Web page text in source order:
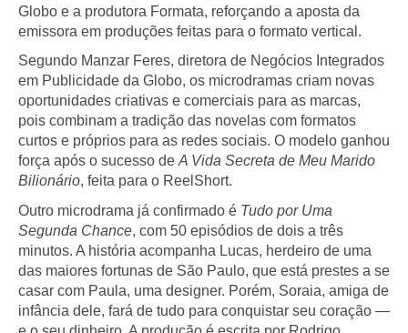
Globo e a produtora Formata, reforçando a aposta da
emissora em produções feitas para o formato vertical.
Segundo Manzar Feres, diretora de Negócios Integrados
em Publicidade da Globo, os microdramas criam novas
oportunidades criativas e comerciais para as marcas,
pois combinam a tradição das novelas com formatos
curtos e próprios para as redes sociais. O modelo ganhou
força após o sucesso de A Vida Secreta de Meu Marido
Bilionário, feita para o ReelShort.
Outro microdrama já confirmado é Tudo por Uma
Segunda Chance, com 50 episódios de dois a três
minutos. A história acompanha Lucas, herdeiro de uma
das maiores fortunas de São Paulo, que está prestes a se
casar com Paula, uma designer. Porém, Soraia, amiga de
infância dele, fará de tudo para conquistar seu coração —